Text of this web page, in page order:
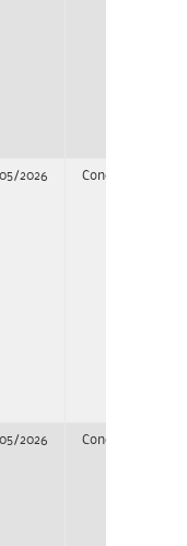
2026 Concurso
2026 Concurso